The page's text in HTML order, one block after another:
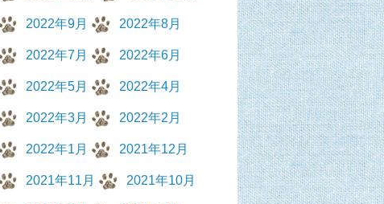
2022年9月 2022年8月
2022年7月 2022年6月
2022年5月 2022年4月
2022年3月 2022年2月
2022年1月 2021年12月
2021年11月 2021年10月